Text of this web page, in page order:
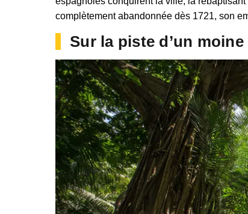
complètement abandonnée dès 1721, son
Sur la piste d’un